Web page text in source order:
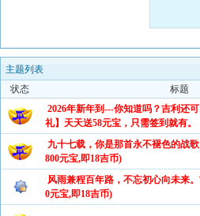
主题列表
状态
标题
2026年新年到---你知道吗？吉利还
礼】天天送58元宝，只需签到就有。
九十七载，你是那首永不褪色的战
800元宝,即18吉币)
风雨兼程百年路，不忘初心向未来
0元宝,即18吉币)